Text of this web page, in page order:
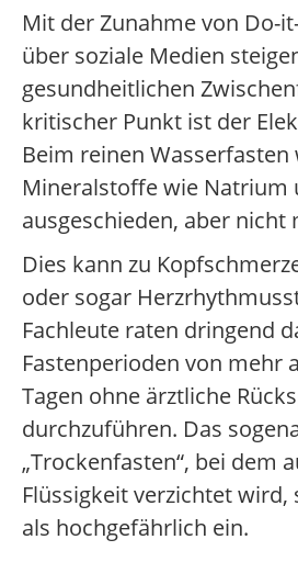
Mit der Zunahme von Do-
über soziale Medien
gesundheitlichen
kritischer Punkt ist der
Beim reinen Wasserfasten
Mineralstoffe wie Natrium
ausgeschieden, aber nicht
Dies kann zu
oder sogar
Fachleute raten dringend
Fastenperioden von mehr
Tagen ohne ärztliche
durchzuführen. Das
„Trockenfasten“, bei dem
Flüssigkeit verzichtet
als hochgefährlich ein.